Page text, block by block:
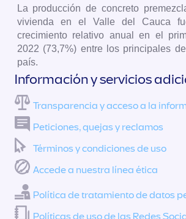
La producción de concreto
vivienda en el Valle del Cauca
crecimiento relativo anual en el
2022 (73,7%) entre los principales
país. ​
Información y servicios
Transparencia y acceso a la
Peticiones, quejas y reclamos
Términos y condiciones de uso
Accede a nuestra línea ética
Política de tratamiento de datos
Políticas de uso de las Redes